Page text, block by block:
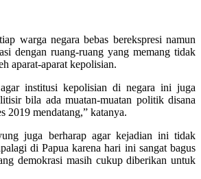
warga negara bebas berekspresi namun
dengan ruang-ruang yang memang tidak
aparat-aparat kepolisian.
institusi kepolisian di negara ini juga
bila ada muatan-muatan politik disana
2019 mendatang,” katanya.
juga berharap agar kejadian ini tidak
di Papua karena hari ini sangat bagus
demokrasi masih cukup diberikan untuk